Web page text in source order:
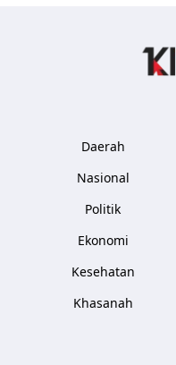
Daerah
Nasional
Politik
Ekonomi
Kesehatan
Khasanah